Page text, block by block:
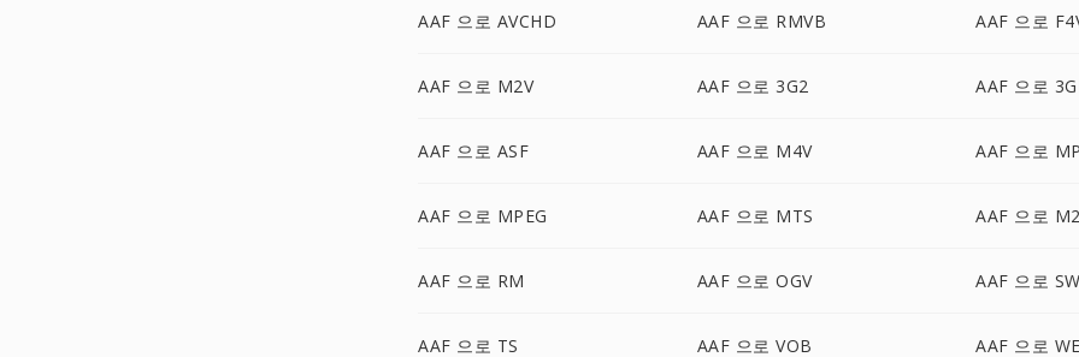
AAF 으로 AVCHD AAF 으로 RMVB AAF 으로
AAF 으로 M2V AAF 으로 3G2 AAF 으로
AAF 으로 ASF AAF 으로 M4V AAF 으로
AAF 으로 MPEG AAF 으로 MTS AAF 으로
AAF 으로 RM AAF 으로 OGV AAF 으로
AAF 으로 TS AAF 으로 VOB AAF 으로